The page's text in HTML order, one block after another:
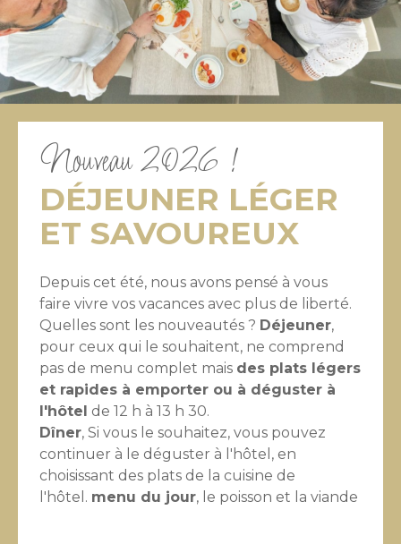
Nouveau 2026 !
DÉJEUNER LÉGER
ET SAVOUREUX
Depuis cet été, nous avons pensé à vous
faire vivre vos vacances avec plus de liberté.
Quelles sont les nouveautés ? Déjeuner,
pour ceux qui le souhaitent, ne comprend
pas de menu complet mais des plats légers
et rapides à emporter ou à déguster à
l'hôtel de 12 h à 13 h 30.
Dîner, Si vous le souhaitez, vous pouvez
continuer à le déguster à l'hôtel, en
choisissant des plats de la cuisine de
l'hôtel. menu du jour, le poisson et la viande